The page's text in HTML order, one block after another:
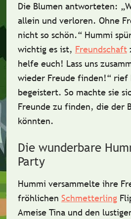
Die Blumen antworteten:
allein und verloren. Ohne
nicht so schön.“Hummi
wichtig es ist, Freundschaft
helfe euch! Lass uns
wieder Freude finden!“rief
begeistert. So machte sie
Freunde zu finden, die der
könnten.
Die wunderbare
Party
Hummi versammelte ihre
fröhlichen Schmetterling
Ameise Tinaund den